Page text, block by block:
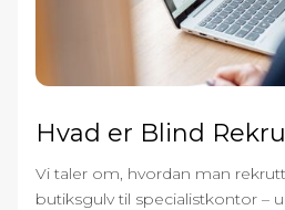
Hvad er Blind
Vi taler om, hvordan man
butiksgulv til specialistkontor –